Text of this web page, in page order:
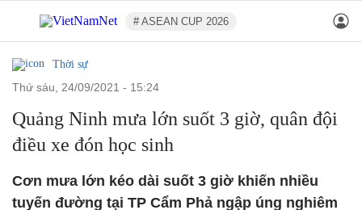
# ASEAN CUP 2026
Thời sự
thứ sáu, 24/09/2021 - 15:24
Quảng Ninh mưa lớn suốt 3 giờ, quân đội
điều xe đón học sinh
Cơn mưa lớn kéo dài suốt 3 giờ khiến nhiều
tuyến đường tại TP Cẩm Phả ngập úng nghiêm